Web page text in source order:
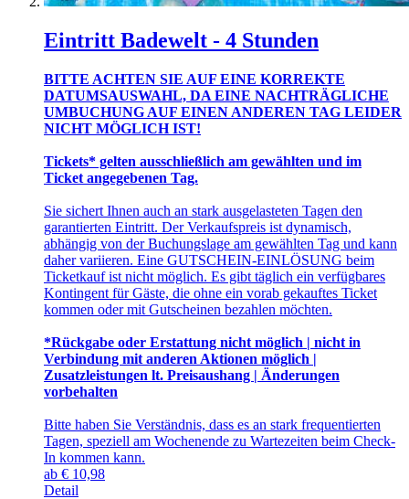
Eintritt Badewelt - 4 Stunden
BITTE ACHTEN SIE AUF EINE KORREKTE
DATUMSAUSWAHL, DA EINE NACHTRÄGLICHE
UMBUCHUNG AUF EINEN ANDEREN TAG LEIDER
NICHT MÖGLICH IST!
Tickets* gelten ausschließlich am gewählten und im
Ticket angegebenen Tag.
Sie sichert Ihnen auch an stark ausgelasteten Tagen den
garantierten Eintritt. Der Verkaufspreis ist dynamisch,
abhängig von der Buchungslage am gewählten Tag und kann
daher variieren. Eine GUTSCHEIN-EINLÖSUNG beim
Ticketkauf ist nicht möglich. Es gibt täglich ein verfügbares
Kontingent für Gäste, die ohne ein vorab gekauftes Ticket
kommen oder mit Gutscheinen bezahlen möchten.
*Rückgabe oder Erstattung nicht möglich | nicht in
Verbindung mit anderen Aktionen möglich |
Zusatzleistungen lt. Preisaushang | Änderungen
vorbehalten
Bitte haben Sie Verständnis, dass es an stark frequentierten
Tagen, speziell am Wochenende zu Wartezeiten beim Check-
In kommen kann.
ab € 10,98
Detail